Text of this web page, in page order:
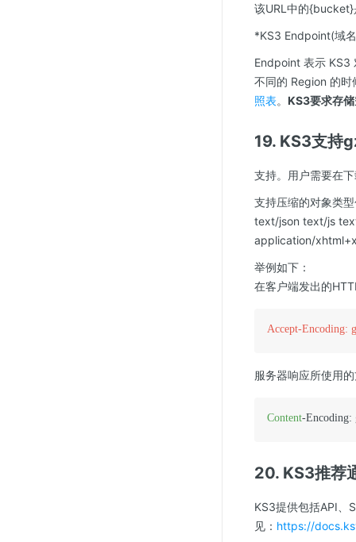
该URL中的
*KS3 Endpoint(域
Endpoint 表示 KS3
不同的 Region 的
照表。 KS3要求存
19. KS3支持
支持。用户需要在
支持压缩的对象类
text/json text/js
application/
举例如下：
在客户端发出的
Accept-Encoding:
服务器响应所使用
Content-Encoding:
20. KS3推荐
KS3提供包括API、
见： https://